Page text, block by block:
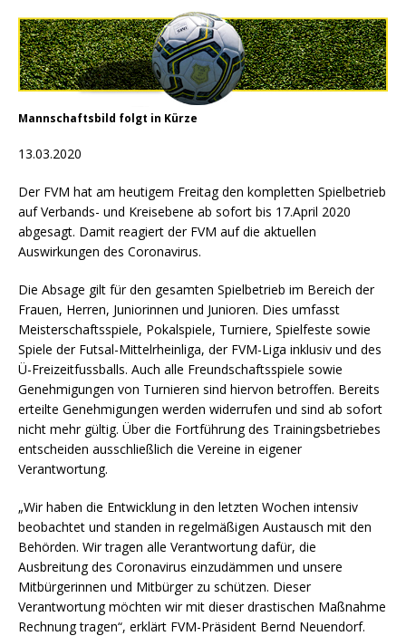
Mannschaftsbild folgt in Kürze
13.03.2020
Der FVM hat am heutigem Freitag den kompletten Spielbetrieb
auf Verbands- und Kreisebene ab sofort bis 17.April 2020
abgesagt. Damit reagiert der FVM auf die aktuellen
Auswirkungen des Coronavirus.
Die Absage gilt für den gesamten Spielbetrieb im Bereich der
Frauen, Herren, Juniorinnen und Junioren. Dies umfasst
Meisterschaftsspiele, Pokalspiele, Turniere, Spielfeste sowie
Spiele der Futsal-Mittelrheinliga, der FVM-Liga inklusiv und des
Ü-Freizeitfussballs. Auch alle Freundschaftsspiele sowie
Genehmigungen von Turnieren sind hiervon betroffen. Bereits
erteilte Genehmigungen werden widerrufen und sind ab sofort
nicht mehr gültig. Über die Fortführung des Trainingsbetriebes
entscheiden ausschließlich die Vereine in eigener
Verantwortung.
„Wir haben die Entwicklung in den letzten Wochen intensiv
beobachtet und standen in regelmäßigen Austausch mit den
Behörden. Wir tragen alle Verantwortung dafür, die
Ausbreitung des Coronavirus einzudämmen und unsere
Mitbürgerinnen und Mitbürger zu schützen. Dieser
Verantwortung möchten wir mit dieser drastischen Maßnahme
Rechnung tragen“, erklärt FVM-Präsident Bernd Neuendorf.